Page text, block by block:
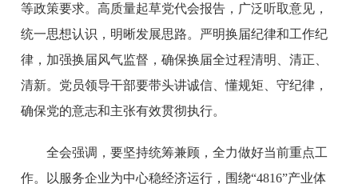
等政策要求。高质量起草党代会报告，广泛听取意见，
统一思想认识，明晰发展思路。严明换届纪律和工作纪
律，加强换届风气监督，确保换届全过程清明、清正、
清新。党员领导干部要带头讲诚信、懂规矩、守纪律，
确保党的意志和主张有效贯彻执行。
全会强调，要坚持统筹兼顾，全力做好当前重点工
作。以服务企业为中心稳经济运行，围绕“4816”产业体